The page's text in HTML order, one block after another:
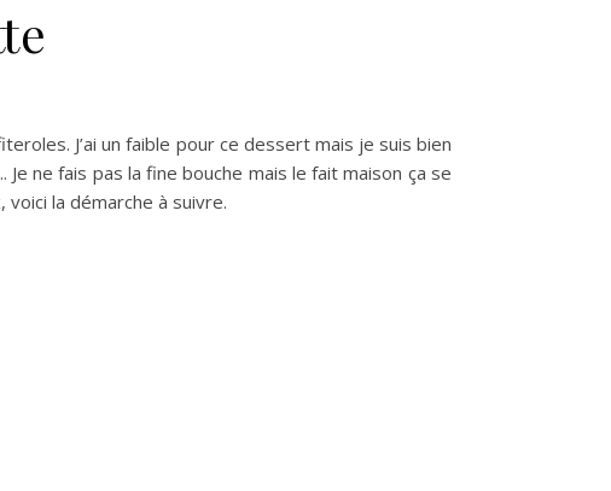
J’ai un faible pour ce dessert mais je suis bien
ne fais pas la fine bouche mais le fait maison ça se
la démarche à suivre.